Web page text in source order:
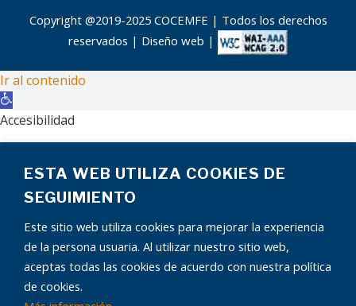
Copyright @2019-2025 COCEMFE | Todos los derechos
reservados | Diseño web |
ESTA WEB UTILIZA COOKIES DE
SEGUIMIENTO
Este sitio web utiliza cookies para mejorar la experiencia
de la persona usuaria. Al utilizar nuestro sitio web,
aceptas todas las cookies de acuerdo con nuestra política
de cookies.
Ir al contenido
Abrir
barra
de
Accesibilidad
Disminuir texto
Escala de grises
Contraste negativo
Fondo claro
Subrayar enlaces
Fuente legible